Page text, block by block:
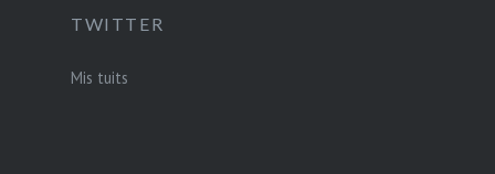
TWITTER
Mis tuits